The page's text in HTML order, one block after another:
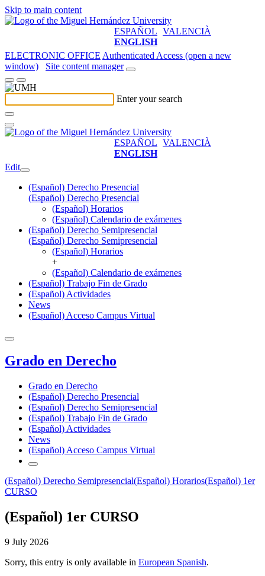
Skip to main content
ESPAÑOL VALENCIÀ
ENGLISH
ELECTRONIC OFFICE Authenticated Access (open a new
window)
Site content manager
Enter your search
ESPAÑOL VALENCIÀ
ENGLISH
Edit
(Español) Derecho Presencial
(Español) Derecho Presencial
(Español) Horarios
(Español) Calendario de exámenes
(Español) Derecho Semipresencial
(Español) Derecho Semipresencial
(Español) Horarios
+
(Español) Calendario de exámenes
(Español) Trabajo Fin de Grado
(Español) Actividades
News
(Español) Acceso Campus Virtual
Grado en Derecho
Grado en Derecho
(Español) Derecho Presencial
(Español) Derecho Semipresencial
(Español) Trabajo Fin de Grado
(Español) Actividades
News
(Español) Acceso Campus Virtual
(Español) Derecho Semipresencial(Español) Horarios(Español) 1er
CURSO
(Español) 1er CURSO
9 July 2026
Sorry, this entry is only available in European Spanish.